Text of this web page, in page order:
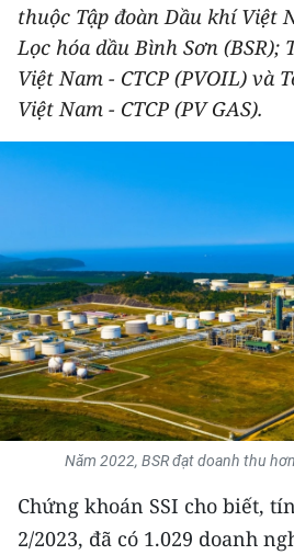
THẾ GIỚI
THỂ THAO
GIÁO DỤC
Y TẾ
MÔI TRƯỜNG
BẠN ĐỌC
KIỂM CHỨNG THÔNG TIN
TRI THỨC CHUYÊN SÂU
CHƯƠNG TRÌNH OCOP - MỖI XÃ
thuộc Tập đoàn Dầu khí Việt
Lọc hóa dầu Bình Sơn (BSR);
Việt Nam - CTCP (PVOIL) và
Việt Nam - CTCP (PV GAS).
Năm 2022, BSR đạt doanh thu
Chứng khoán SSI cho biết,
2/2023, đã có 1.029 doanh